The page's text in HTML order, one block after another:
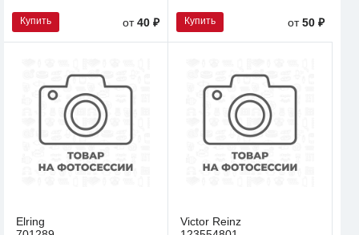
Купить от40 ₽ Купить от50 ₽
Elring
Victor Reinz